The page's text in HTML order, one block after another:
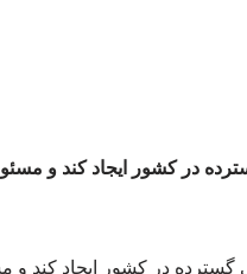
در کشور ایجاد کند و